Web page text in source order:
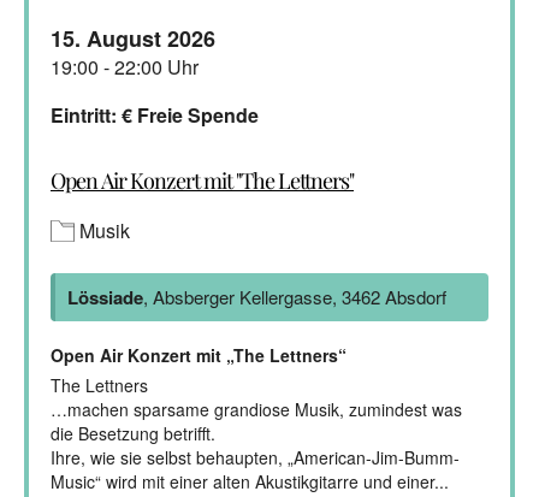
15. August 2026
19:00 - 22:00 Uhr
Eintritt: € Freie Spende
Open Air Konzert mit "The Lettners"
Musik
Lössiade, Absberger Kellergasse, 3462 Absdorf
Open Air Konzert mit „The Lettners“
The Lettners
…machen sparsame grandiose Musik, zumindest was
die Besetzung betrifft.
Ihre, wie sie selbst behaupten, „American-Jim-Bumm-
Music“ wird mit einer alten Akustikgitarre und einer...